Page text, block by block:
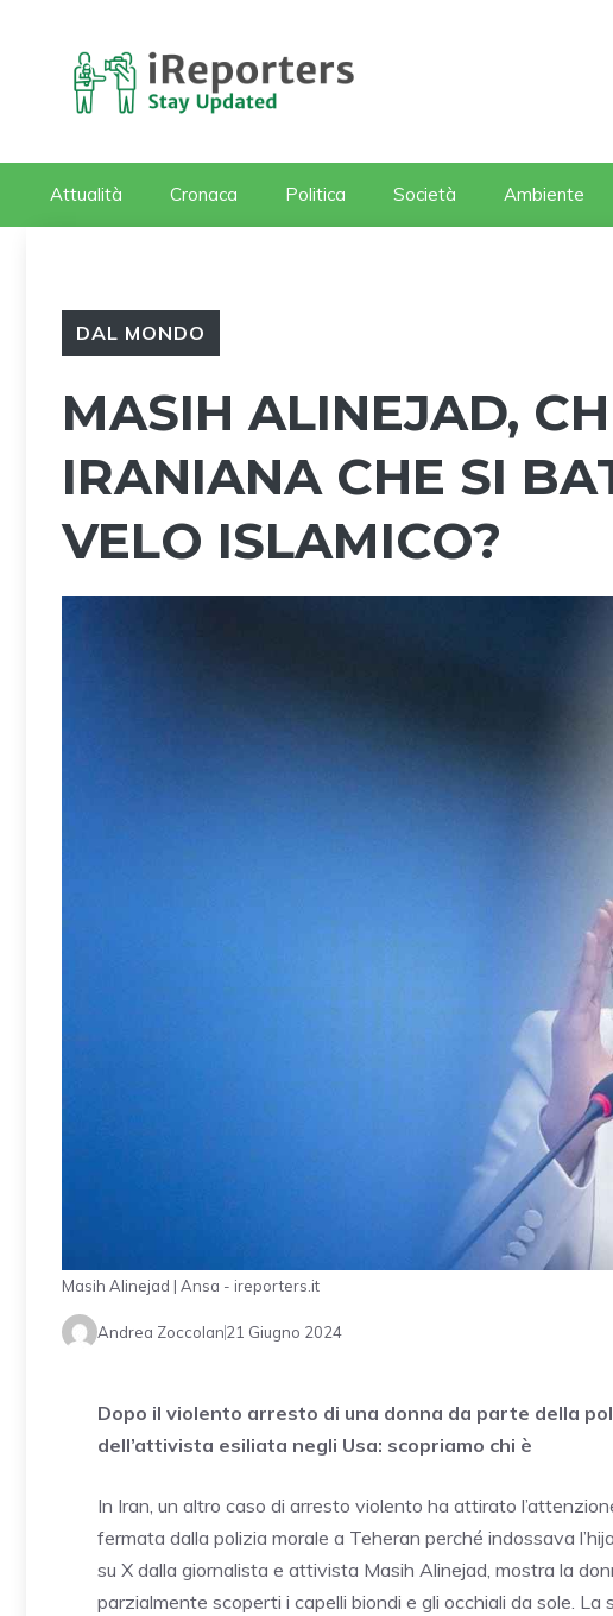
contenuto
Attualità Cronaca Politica Società Ambiente
DAL MONDO
MASIH ALINEJAD,
IRANIANA CHE SI
VELO ISLAMICO?
Masih Alinejad | Ansa - ireporters.it
Andrea Zoccolan21 Giugno 2024
Dopo il violento arresto di una donna da parte della
dell’attivista esiliata negli Usa: scopriamo chi è
In Iran, un altro caso di arresto violento ha attirato
fermata dalla polizia morale a Teheran perché indossava
su X dalla giornalista e attivista Masih Alinejad, mostra la
parzialmente scoperti i capelli biondi e gli occhiali da sole.